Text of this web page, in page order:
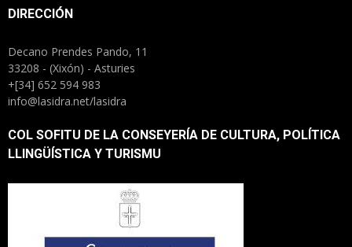
DIRECCIÓN
Decano Prendes Pando, 11
33208 - (Xixón) - Asturies
+[34] 652 594 983
info@lasidra.net/lasidra
COL SOFITU DE LA CONSEYERÍA DE CULTURA, POLÍTICA
LLINGÜÍSTICA Y TURISMU